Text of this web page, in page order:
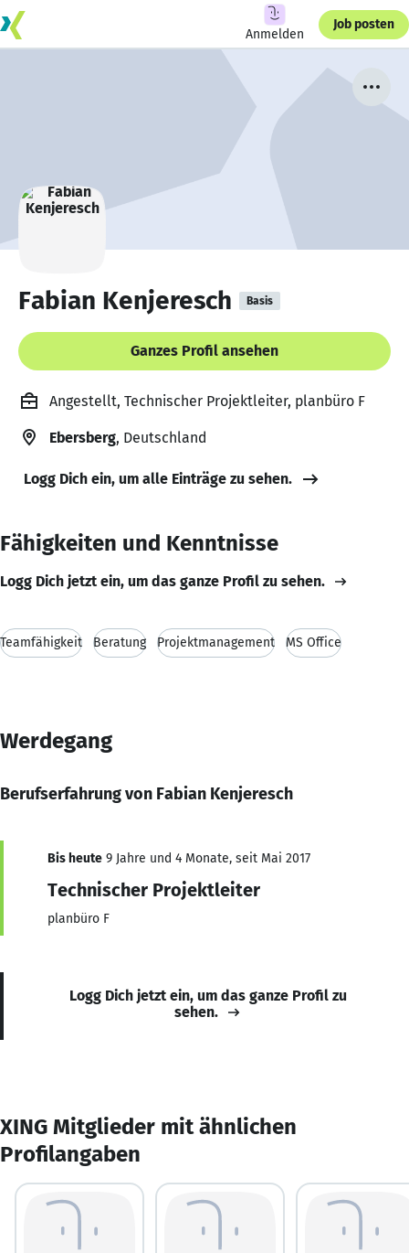
Anmelden
Job posten
Fabian Kenjeresch Basis
Ganzes Profil ansehen
Angestellt, Technischer Projektleiter, planbüro F
Ebersberg, Deutschland
Logg Dich ein, um alle Einträge zu sehen.
Fähigkeiten und Kenntnisse
Logg Dich jetzt ein, um das ganze Profil zu sehen.
Teamfähigkeit Beratung Projektmanagement MS Office
Werdegang
Berufserfahrung von Fabian Kenjeresch
Bis heute 9 Jahre und 4 Monate, seit Mai 2017
Technischer Projektleiter
planbüro F
Logg Dich jetzt ein, um das ganze Profil zu
sehen.
XING Mitglieder mit ähnlichen
Profilangaben